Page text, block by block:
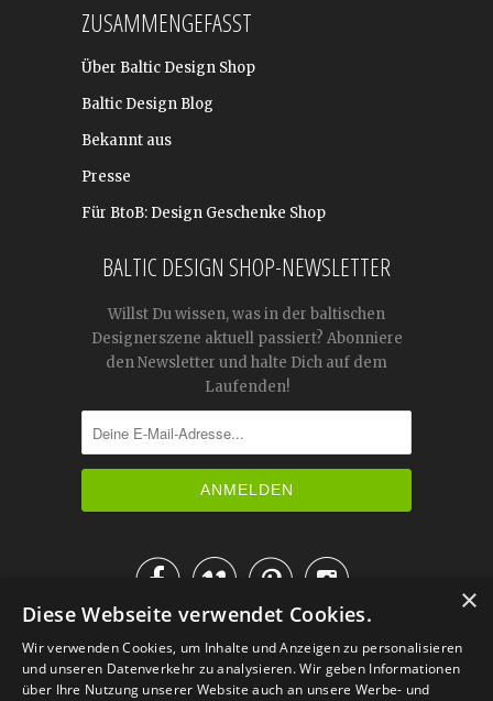
ZUSAMMENGEFASST
Über Baltic Design Shop
Baltic Design Blog
Bekannt aus
Presse
Für BtoB: Design Geschenke Shop
BALTIC DESIGN SHOP-NEWSLETTER
Willst Du wissen, was in der baltischen
Designerszene aktuell passiert? Abonniere
den Newsletter und halte Dich auf dem
Laufenden!

IM KATALOG BLÄTTERN
×
Diese Webseite verwendet Cookies.
Wir verwenden Cookies, um Inhalte und Anzeigen zu personalisieren
und unseren Datenverkehr zu analysieren. Wir geben Informationen
über Ihre Nutzung unserer Website auch an unsere Werbe- und